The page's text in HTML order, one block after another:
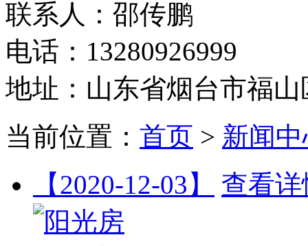
联系人：邵传鹏
电话：13280926999
地址：山东省烟台市福
当前位置： 首页 > 新闻
【2020-12-03】
查看详